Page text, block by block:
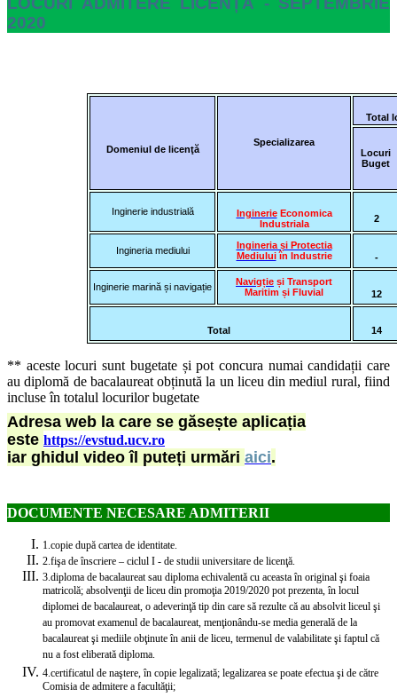
2020
Domeniul de licenţă
Specializarea
Total
Locuri
Buget
Inginerie industrială InginerieEconomica
Industriala
2
Ingineria mediului
Ingineria și Protectia
Mediuluiîn Industrie -
Inginerie marină și navigație Navigție și Transport
Maritim și Fluvial
12
Total 14
** aceste locuri sunt bugetate și pot concura numai candidații care
au diplomă de bacalaureat obținută la un liceu din mediul rural, fiind
incluse în totalul locurilor bugetate
Adresa web la care se găsește aplicația
este https://evstud.ucv.ro
iar ghidul video îl puteți urmări aici.
DOCUMENTE NECESARE ADMITERII
1. copie după cartea de identitate.
2. fişa de înscriere – ciclul I - de studii universitare de licenţă.
3. diploma de bacalaureat sau diploma echivalentă cu aceasta în original şi foaia
matricolă; absolvenţii de liceu din promoţia 2019/2020 pot prezenta, în locul
diplomei de bacalaureat, o adeverinţă tip din care să rezulte că au absolvit liceul şi
au promovat examenul de bacalaureat, menţionându-se media generală de la
bacalaureat şi mediile obţinute în anii de liceu, termenul de valabilitate şi faptul că
nu a fost eliberată diploma.
4. certificatul de naştere, în copie legalizată; legalizarea se poate efectua şi de către
Comisia de admitere a facultăţii;